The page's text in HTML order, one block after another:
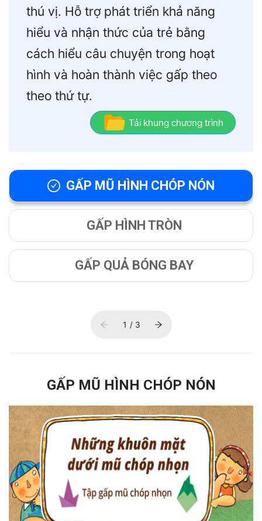
thú vị. Hỗ trợ phát triển khả năng
hiểu và nhận thức của trẻ bằng
cách hiểu câu chuyện trong hoạt
hình và hoàn thành việc gấp theo
theo thứ tự.
Tải khung chương trình
GẤP MŨ HÌNH CHÓP NÓN
GẤP HÌNH TRÒN
GẤP QUẢ BÓNG BAY
1 / 3
GẤP MŨ HÌNH CHÓP NÓN